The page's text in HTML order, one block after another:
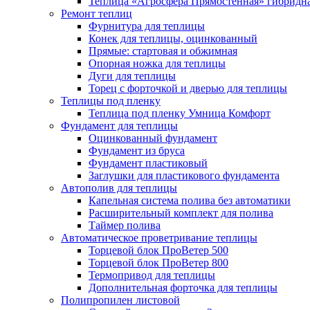
Ремонт теплиц
Фурнитура для теплицы
Конек для теплицы, оцинкованный
Прямые: стартовая и обжимная
Опорная ножка для теплицы
Дуги для теплицы
Торец с форточкой и дверью для теплицы
Теплицы под пленку
Теплица под пленку Умница Комфорт
Фундамент для теплицы
Оцинкованный фундамент
Фундамент из бруса
Фундамент пластиковый
Заглушки для пластикового фундамента
Автополив для теплицы
Капельная система полива без автоматики
Расширительный комплект для полива
Таймер полива
Автоматическое проветривание теплицы
Торцевой блок ПроВетер 500
Торцевой блок ПроВетер 800
Термопривод для теплицы
Дополнительная форточка для теплицы
Полипропилен листовой